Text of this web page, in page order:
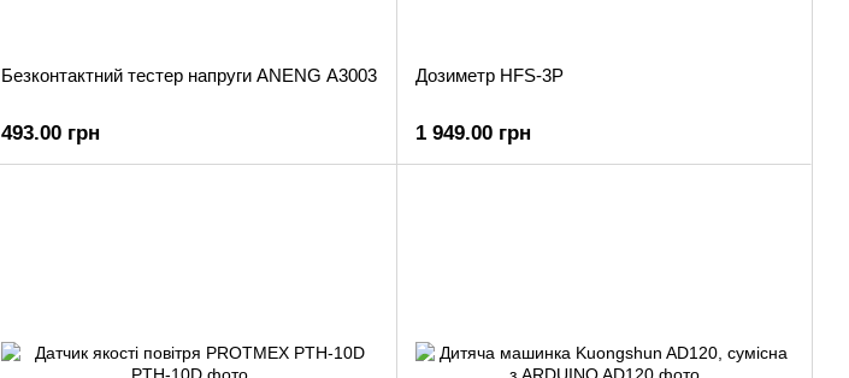
Безконтактний тестер напруги ANENG A3003
493.00 грн
Дозиметр HFS-3P
1 949.00 грн